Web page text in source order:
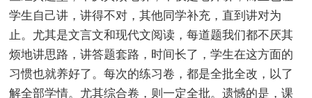
学生自己讲，讲得不对，其他同学补充，直到讲对为
止。尤其是文言文和现代文阅读，每道题我们都不厌其
烦地讲思路，讲答题套路，时间长了，学生在这方面的
习惯也就养好了。每次的练习卷，都是全批全改，以了
解全部学情。尤其综合卷，则一定全批。遗憾的是，课